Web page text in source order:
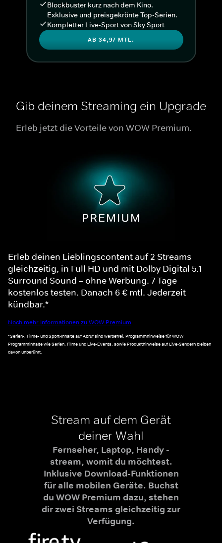
Blockbuster kurz nach dem Kino.
Exklusive und preisgekrönte Top-Serien.
Kompletter Live-Sport von Sky Sport
AB 34,97 MTL.
Gib deinem Streaming ein Upgrade
Erleb jetzt die Vorteile von WOW Premium.
Erleb deinen Lieblingscontent auf 2 Streams
gleichzeitig, in Full HD und mit Dolby Digital 5.1
Surround Sound – ohne Werbung. 7 Tage
kostenlos testen. Danach 6 € mtl. Jederzeit
kündbar.*
Noch mehr Informationen zu WOW Premium
*Serien-, Filme- und Sport-Inhalte auf Abruf sind werbefrei. Programmhinweise für WOW
Programminhalte wie Serien, Filme und Live-Events, sowie Produkthinweise auf Live-Sendern bleiben
davon unberührt.
Stream auf dem Gerät
deiner Wahl
Fernseher, Laptop, Handy -
stream, womit du möchtest.
Inklusive Download-Funktionen
für alle mobilen Geräte. Buchst
du WOW Premium dazu, stehen
dir zwei Streams gleichzeitig zur
Verfügung.